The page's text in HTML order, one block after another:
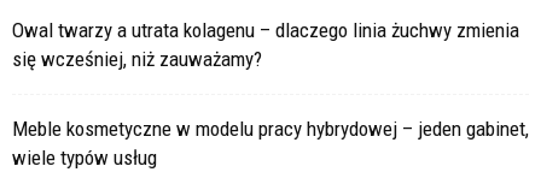
Owal twarzy a utrata kolagenu – dlaczego linia żuchwy zmienia
się wcześniej, niż zauważamy?
Meble kosmetyczne w modelu pracy hybrydowej – jeden gabinet,
wiele typów usług